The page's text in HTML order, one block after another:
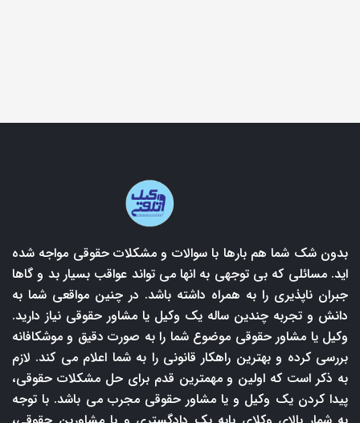
بدون شک شما هم بارها با سوالات و مشکلات حقوقی مواجه شده
اید. مسائلی که بی توجهی به انها می تواند عواقب بسیار بد و گاها
جبران ناپذیری را به همراه داشته باشد. در چنین مواقعی شما به
دانش و تجربه چندین ساله یک وکیل یا مشاور حقوقی نیاز دارید.
وکیل یا مشاور حقوقی موضوع شما را به صورت دقیق و موشکافانه
بررسی کرده و بهترین راهکار قانونی را به شما اعلام می کند. لازم
به ذکر است که اولین و مهمترین قدم برای حل مشکلات حقوقی،
پیدا کردن یک وکیل و یا مشاور حقوقی مجرب می باشد. با توجه